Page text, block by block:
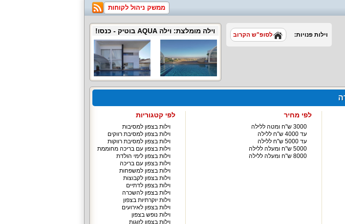
ממשק ניהול לקוחות
וילה מומלצת: וילה AQUA בוטיק - כנסו! וילות פנויות: לסופ"ש הקרוב
לפי מחיר
3000 ש"ח ומטה ללילה
עד 4000 ש"ח ללילה
עד 5000 ש"ח ללילה
5000 ש"ח ומעלה ללילה
8000 ש"ח ומעלה ללילה
לפי קטגוריות
וילות בצפון למסיבות
וילות בצפון למסיבת רווקים
וילות בצפון למסיבת רווקות
וילות בצפון עם בריכה מחוממת
וילות בצפון לימי הולדת
וילות בצפון עם בריכה
וילות בצפון למשפחות
וילות בצפון לקבוצות
וילות בצפון לדתיים
וילות בצפון להשכרה
וילות יוקרתיות בצפון
וילות בצפון לאירועים
וילות נופש בצפון
וילות בצפון לזוגות